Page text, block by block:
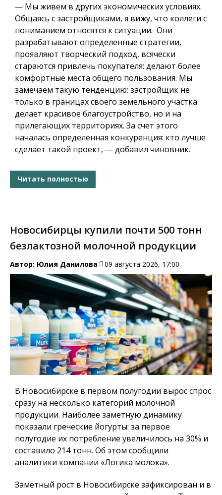
— Мы живем в других экономических условиях.
Общаясь с застройщиками, я вижу, что коллеги с
пониманием относятся к ситуации. Они
разрабатывают определенные стратегии,
проявляют творческий подход, всячески
стараются привлечь покупателя: делают более
комфортные места общего пользования. Мы
замечаем такую тенденцию: застройщик не
только в границах своего земельного участка
делает красивое благоустройство, но и на
прилегающих территориях. За счет этого
началась определенная конкуренция: кто лучше
сделает такой проект, — добавил чиновник.
Читать полностью
Новосибирцы купили почти 500 тонн
безлактозной молочной продукции
Автор: Юлия Данилова 09 августа 2026, 17:00
В Новосибирске в первом полугодии вырос спрос
сразу на несколько категорий молочной
продукции. Наиболее заметную динамику
показали греческие йогурты: за первое
полугодие их потребление увеличилось на 30% и
составило 214 тонн. Об этом сообщили
аналитики компании «Логика молока».
Заметный рост в Новосибирске зафиксирован и в